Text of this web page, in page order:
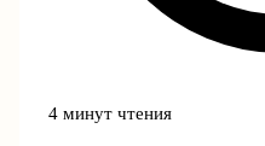
4 минут чтения